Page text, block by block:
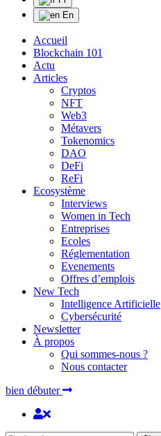
En
Accueil
Blockchain 101
Actu
Articles
Cryptos
NFT
Web3
Métavers
Tokenomics
DAO
DeFi
ReFi
Ecosystème
Interviews
Women in Tech
Entreprises
Ecoles
Réglementation
Evenements
Offres d’emplois
New Tech
Intelligence Artificielle
Cybersécurité
Newsletter
À propos
Qui sommes-nous ?
Nous contacter
bien débuter